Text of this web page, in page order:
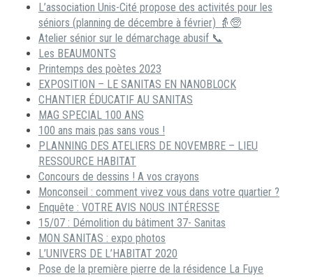
L’association Unis-Cité propose des activités pour les
séniors (planning de décembre à février) 👵🧓
Atelier sénior sur le démarchage abusif 📞
Les BEAUMONTS
Printemps des poètes 2023
EXPOSITION – LE SANITAS EN NANOBLOCK
CHANTIER ÉDUCATIF AU SANITAS
MAG SPECIAL 100 ANS
100 ans mais pas sans vous !
PLANNING DES ATELIERS DE NOVEMBRE – LIEU
RESSOURCE HABITAT
Concours de dessins ! A vos crayons
Monconseil : comment vivez vous dans votre quartier ?
Enquête : VOTRE AVIS NOUS INTÉRESSE
15/07 : Démolition du bâtiment 37- Sanitas
MON SANITAS : expo photos
L’UNIVERS DE L’HABITAT 2020
Pose de la première pierre de la résidence La Fuye